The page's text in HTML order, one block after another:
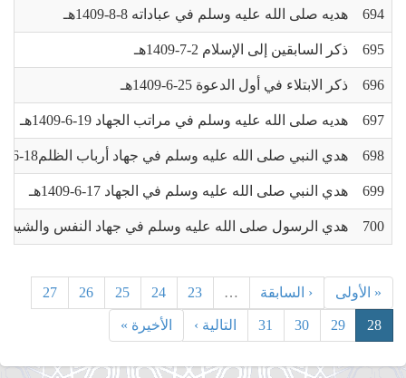
694 هديه صلى الله عليه وسلم في عباداته 8-8-1409هـ
695 ذكر السابقين إلى الإسلام 2-7-1409هـ
696 ذكر الابتلاء في أول الدعوة 25-6-1409هـ
697 هديه صلى الله عليه وسلم في مراتب الجهاد 19-6-1409هـ
698 هدي النبي صلى الله عليه وسلم في جهاد أرباب الظلم18-6-1409هـ
699 هدي النبي صلى الله عليه وسلم في الجهاد 17-6-1409هـ
700 هدي الرسول صلى الله عليه وسلم في جهاد النفس والشيطان 4-6-
« الأولى ‹ السابقة …
23
24
25
26
27
28
29
30
31 التالية › الأخيرة »